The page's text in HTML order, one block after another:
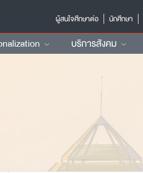
ผู้สนใจศึกษาต่อ
นักศึกษา
บริการสังคม